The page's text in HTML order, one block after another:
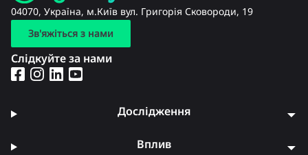
04070, Україна, м.Київ вул. Григорія Сковороди, 19
Зв'яжіться з нами
Слідкуйте за нами
Дослідження
Вплив